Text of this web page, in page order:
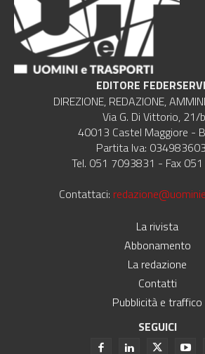
EDITORE
DIREZIONE, REDAZIONE,
Via G. Di Vittorio, 21/
40013 Castel Maggiore -
Partita Iva:
Tel. 051 7093831 - Fax
Contattaci:
La rivista
Abbonamento
La redazione
Contatti
Pubblicità e traffico
SEGUICI